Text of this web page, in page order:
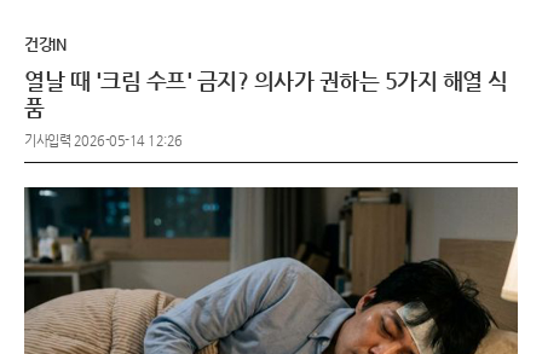
건강IN
열날 때 '크림 수프' 금지? 의사가 권하는 5가지 해열 식
품
기사입력 2026-05-14 12:26